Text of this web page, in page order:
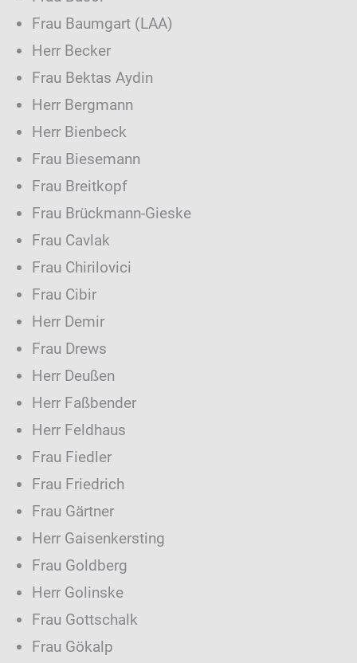
Frau Baumgart (LAA)
Herr Becker
Frau Bektas Aydin
Herr Bergmann
Herr Bienbeck
Frau Biesemann
Frau Breitkopf
Frau Brückmann-Gieske
Frau Cavlak
Frau Chirilovici
Frau Cibir
Herr Demir
Frau Drews
Herr Deußen
Herr Faßbender
Herr Feldhaus
Frau Fiedler
Frau Friedrich
Frau Gärtner
Herr Gaisenkersting
Frau Goldberg
Herr Golinske
Frau Gottschalk
Frau Gökalp